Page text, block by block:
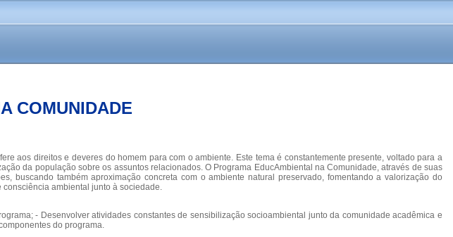
COMUNIDADE
aos direitos e deveres do homem para com o ambiente. Este tema é constantemente presente, voltado para a
da população sobre os assuntos relacionados. O Programa EducAmbiental na Comunidade, através de suas
buscando também aproximação concreta com o ambiente natural preservado, fomentando a valorização do
ambiental junto à sociedade.
- Desenvolver atividades constantes de sensibilização socioambiental junto da comunidade acadêmica e
do programa.